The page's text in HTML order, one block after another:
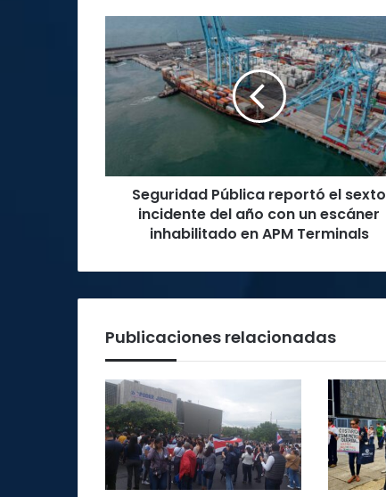
Pública
reportó
el
sexto
incidente
con
escáner
inhabilitado
APM
Seguridad Pública reportó el sexto
incidente del año con un escáner
inhabilitado en APM Terminals
Publicaciones relacionadas